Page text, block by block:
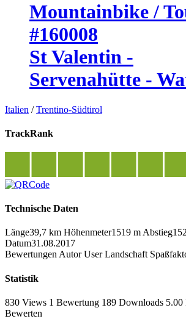
Mountainbike /
#160008
St Valentin -
Servenahütte -
Italien /Trentino-Südtirol
TrackRank
Technische Daten
Länge39,7 km Höhenmeter1519 m Abstieg
Datum31.08.2017
Bewertungen Autor User Landschaft
Statistik
830 Views 1 Bewertung 189 Downloads 5.00
Bewerten